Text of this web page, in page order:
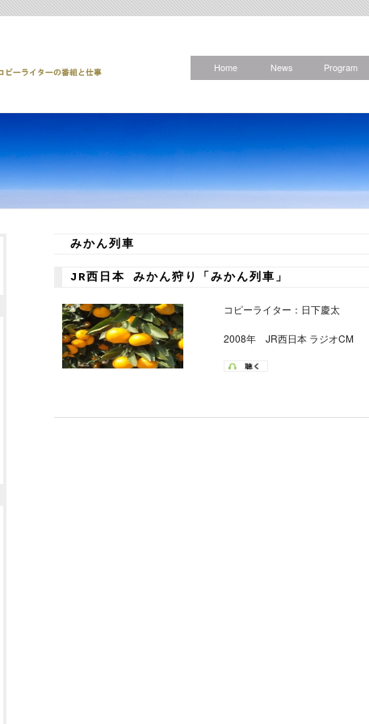
Home News Program
みかん列車
JR西日本 みかん狩り「みかん列車」
コピーライター：日下慶太
2008年 JR西日本 ラジオCM